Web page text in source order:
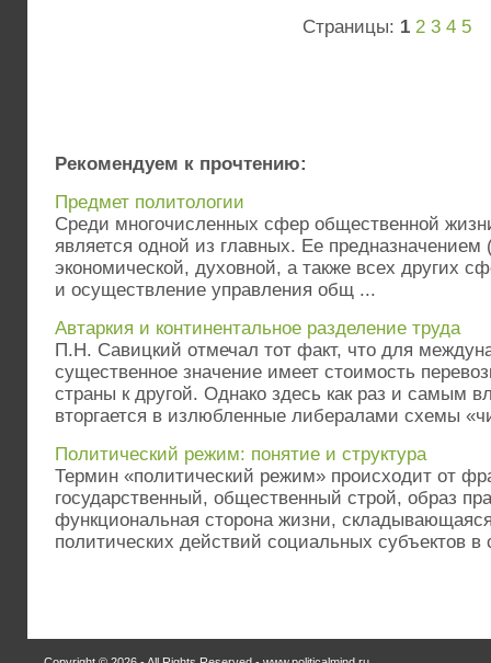
Страницы: 1 2 3 4 5
Рекомендуем к прочтению:
Предмет политологии
Среди многочисленных сфер общественной
является одной из главных. Ее
экономической, духовной, а также всех других
и осуществление управления общ ...
Автаркия и континентальное разделение труда
П.Н. Савицкий отмечал тот факт, что для
существенное значение имеет стоимость
страны к другой. Однако здесь как раз и самым
вторгается в излюбленные либералами схемы
Политический режим: понятие и структура
Термин «политический режим» происходит от
государственный, общественный строй, образ
функциональная сторона жизни,
политических действий социальных субъектов в